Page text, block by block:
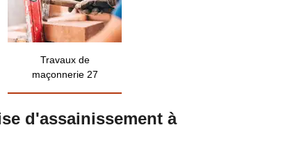
Travaux de
maçonnerie 27
d'assainissement à